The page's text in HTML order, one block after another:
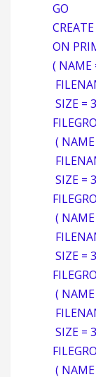
GO
ON
( NAME
SIZE =
(
SIZE =
(
SIZE =
(
SIZE =
(